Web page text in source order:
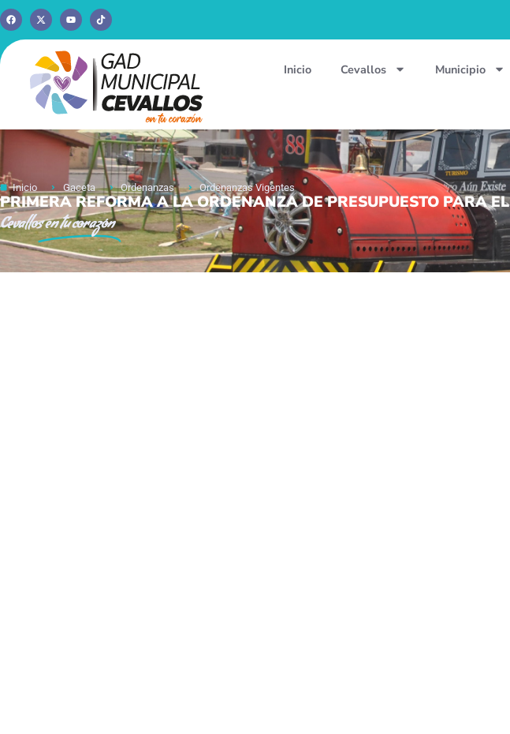
Inicio Cevallos Municipio
Inicio Gaceta Ordenanzas Ordenanzas Vigentes
PRIMERA REFORMA A LA ORDENANZA DE PRESUPUESTO PARA
Cevallosen tu corazón